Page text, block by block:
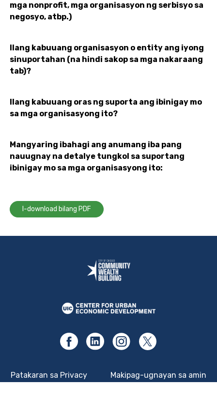
mga nonprofit, mga organisasyon ng serbisyo sa
negosyo, atbp.)
Ilang kabuuang organisasyon o entity ang iyong
sinuportahan (na hindi sakop sa mga nakaraang
tab)?
Ilang kabuuang oras ng suporta ang ibinigay mo
sa mga organisasyong ito?
Mangyaring ibahagi ang anumang iba pang
nauugnay na detalye tungkol sa suportang
ibinigay mo sa mga organisasyong ito:
I-download bilang PDF
Patakaran sa Privacy Makipag-ugnayan sa amin